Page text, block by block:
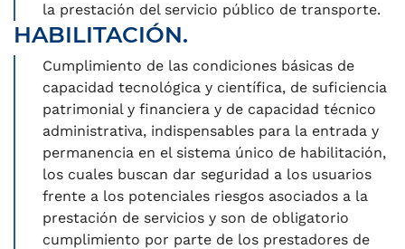
la prestación del servicio público de transporte.
HABILITACIÓN.
Cumplimiento de las condiciones básicas de
capacidad tecnológica y científica, de suficiencia
patrimonial y financiera y de capacidad técnico
administrativa, indispensables para la entrada y
permanencia en el sistema único de habilitación,
los cuales buscan dar seguridad a los usuarios
frente a los potenciales riesgos asociados a la
prestación de servicios y son de obligatorio
cumplimiento por parte de los prestadores de